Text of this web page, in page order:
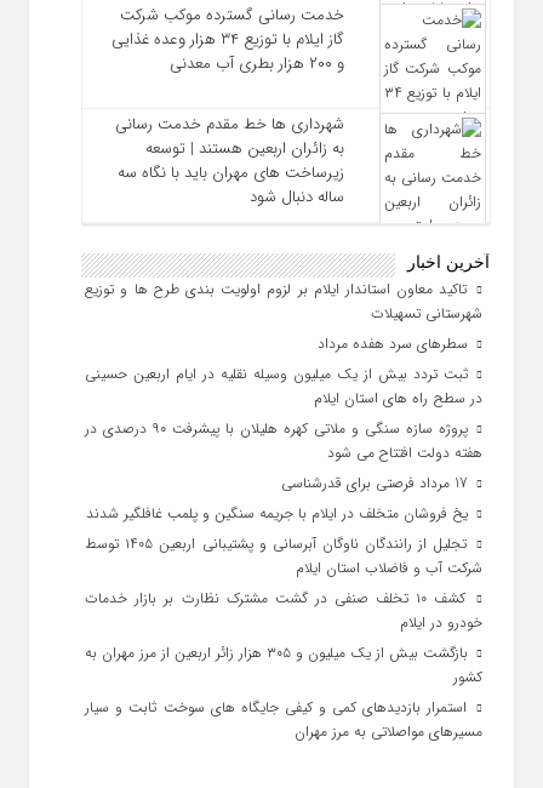
خدمت رسانی گسترده موکب شرکت
گاز ایلام با توزیع ۳۴ هزار وعده غذایی
و ۲۰۰ هزار بطری آب معدنی
شهرداری‌ ها خط مقدم خدمت ‌رسانی
به زائران اربعین هستند | توسعه
زیرساخت ‌های مهران باید با نگاه سه‌
ساله دنبال شود
آخرین اخبار
تاکید معاون استاندار ایلام بر لزوم اولویت‌ بندی طرح‌ ها و توزیع
شهرستانی تسهیلات
سطرهای سرد هفده مرداد
ثبت تردد بیش از یک میلیون وسیله نقلیه در ایام اربعین حسینی
در سطح راه‌ های استان ایلام
پروژه سازه سنگی و ملاتی کهره هلیلان با پیشرفت ۹۰ درصدی در
هفته دولت افتتاح می شود
یخ‌ فروشان متخلف در ایلام با جریمه سنگین و پلمب غافلگیر شدند
تجلیل از رانندگان ناوگان آبرسانی و پشتیبانی اربعین ۱۴۰۵ توسط
شرکت آب و فاضلاب استان ایلام
کشف ۱۰ تخلف صنفی در گشت مشترک نظارت بر بازار خدمات
خودرو در ایلام
بازگشت بیش از یک میلیون و ۳۰۵ هزار زائر اربعین از مرز مهران به
کشور
استمرار بازدیدهای کمی و کیفی جایگاه‌ های سوخت ثابت و سیار
مسیرهای مواصلاتی به مرز مهران